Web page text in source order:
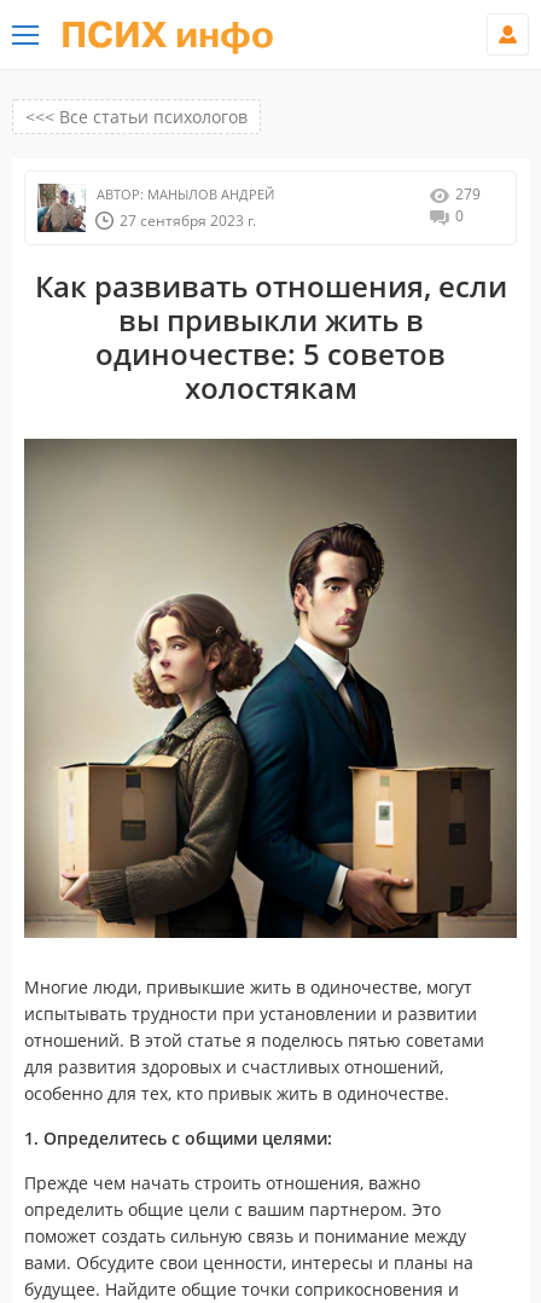
ПСИХ инфо
<<< Все статьи психологов
АВТОР: МАНЫЛОВ АНДРЕЙ
27 сентября 2023 г.
279
0
Как развивать отношения, если
вы привыкли жить в
одиночестве: 5 советов
холостякам
Многие люди, привыкшие жить в одиночестве, могут
испытывать трудности при установлении и развитии
отношений. В этой статье я поделюсь пятью советами
для развития здоровых и счастливых отношений,
особенно для тех, кто привык жить в одиночестве.
1. Определитесь с общими целями:
Прежде чем начать строить отношения, важно
определить общие цели с вашим партнером. Это
поможет создать сильную связь и понимание между
вами. Обсудите свои ценности, интересы и планы на
будущее. Найдите общие точки соприкосновения и